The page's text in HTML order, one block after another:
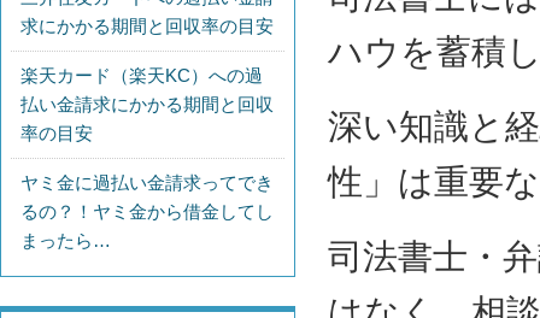
ハウを蓄積
深い知識と
性」は重要
司法書士・
求にかかる期間と回収率の目安
楽天カード（楽天KC）への過
払い金請求にかかる期間と回収
率の目安
ヤミ金に過払い金請求ってでき
るの？！ヤミ金から借金してし
まったら…